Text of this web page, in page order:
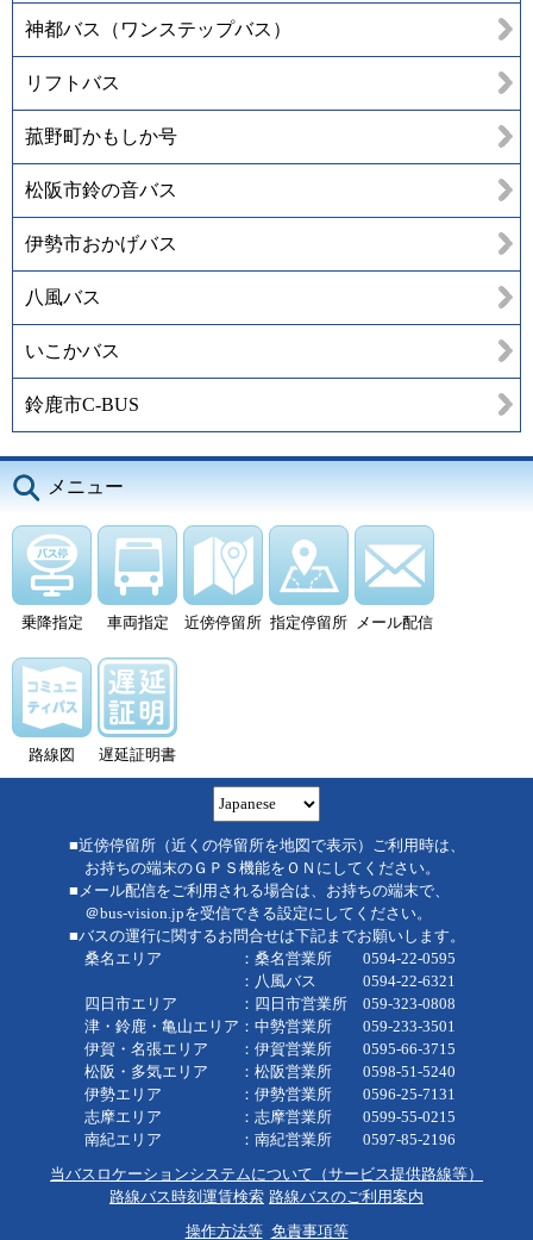
神都バス（ワンステップバス）
リフトバス
菰野町かもしか号
松阪市鈴の音バス
伊勢市おかげバス
八風バス
いこかバス
鈴鹿市C-BUS
メニュー
乗降指定 車両指定 近傍停留所 指定停留所 メール配信
路線図 遅延証明書
■近傍停留所（近くの停留所を地図で表示）ご利用時は、
お持ちの端末のＧＰＳ機能をＯＮにしてください。
■メール配信をご利用される場合は、お持ちの端末で、
＠bus-vision.jpを受信できる設定にしてください。
■バスの運行に関するお問合せは下記までお願いします。
桑名エリア ：桑名営業所 0594-22-0595
：八風バス 0594-22-6321
四日市エリア ：四日市営業所 059-323-0808
津・鈴鹿・亀山エリア：中勢営業所 059-233-3501
伊賀・名張エリア ：伊賀営業所 0595-66-3715
松阪・多気エリア ：松阪営業所 0598-51-5240
伊勢エリア ：伊勢営業所 0596-25-7131
志摩エリア ：志摩営業所 0599-55-0215
南紀エリア ：南紀営業所 0597-85-2196
当バスロケーションシステムについて（サービス提供路線等）
路線バス時刻運賃検索 路線バスのご利用案内
操作方法等 免責事項等